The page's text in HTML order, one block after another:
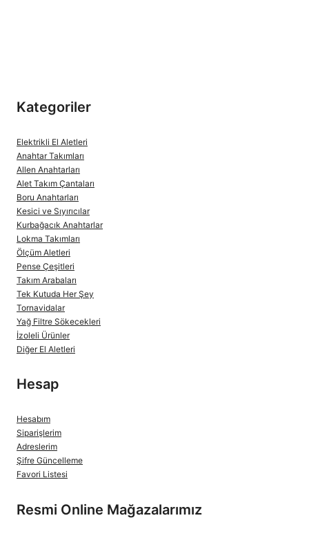
Kategoriler
Elektrikli El Aletleri
Anahtar Takımları
Allen Anahtarları
Alet Takım Çantaları
Boru Anahtarları
Kesici ve Sıyırıcılar
Kurbağacık Anahtarlar
Lokma Takımları
Ölçüm Aletleri
Pense Çeşitleri
Takım Arabaları
Tek Kutuda Her Şey
Tornavidalar
Yağ Filtre Sökecekleri
İzoleli Ürünler
Diğer El Aletleri
Hesap
Hesabım
Siparişlerim
Adreslerim
Şifre Güncelleme
Favori Listesi
Resmi Online Mağazalarımız